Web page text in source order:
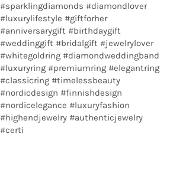
#sparklingdiamonds #diamondlover
#luxurylifestyle #giftforher
#anniversarygift #birthdaygift
#weddinggift #bridalgift #jewelrylover
#whitegoldring #diamondweddingband
#luxuryring #premiumring #elegantring
#classicring #timelessbeauty
#nordicdesign #finnishdesign
#nordicelegance #luxuryfashion
#highendjewelry #authenticjewelry
#certi